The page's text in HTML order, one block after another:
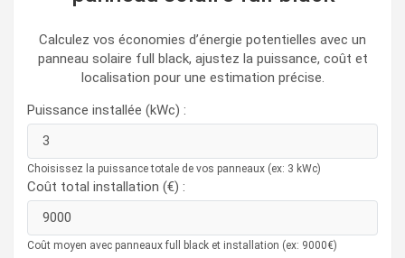
Calculez vos économies d’énergie potentielles avec un
panneau solaire full black, ajustez la puissance, coût et
localisation pour une estimation précise.
Puissance installée (kWc) :
Choisissez la puissance totale de vos panneaux (ex: 3 kWc)
Coût total installation (€) :
Coût moyen avec panneaux full black et installation (ex: 9000€)